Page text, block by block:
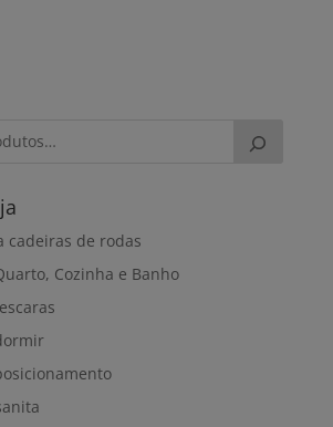
cadeiras de rodas
Cozinha e Banho